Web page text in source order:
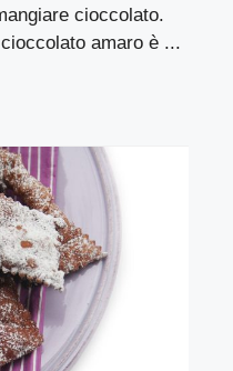
cioccolato.
amaro è ...